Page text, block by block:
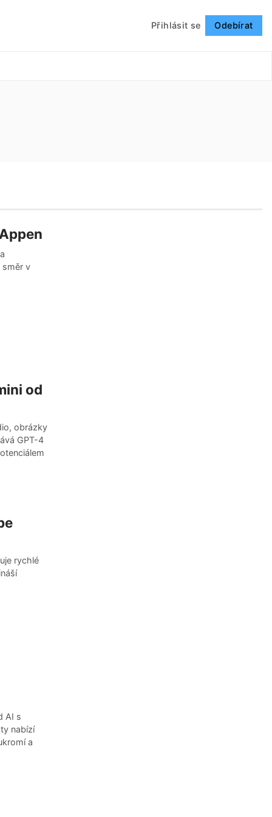
Přihlásit se
Odebírat
Sledovat
směr v
od
obrázky
GPT-4
rychlé
AI s
nabízí
a